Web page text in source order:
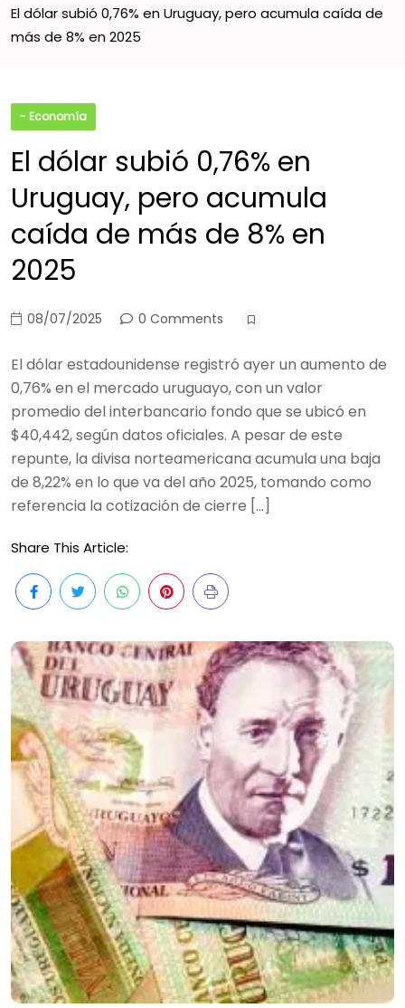
El dólar subió 0,76% en Uruguay, pero acumula caída de
más de 8% en 2025
- Economía
El dólar subió 0,76% en
Uruguay, pero acumula
caída de más de 8% en
2025
08/07/2025 0 Comments
El dólar estadounidense registró ayer un aumento de
0,76% en el mercado uruguayo, con un valor
promedio del interbancario fondo que se ubicó en
$40,442, según datos oficiales. A pesar de este
repunte, la divisa norteamericana acumula una baja
de 8,22% en lo que va del año 2025, tomando como
referencia la cotización de cierre […]
Share This Article: